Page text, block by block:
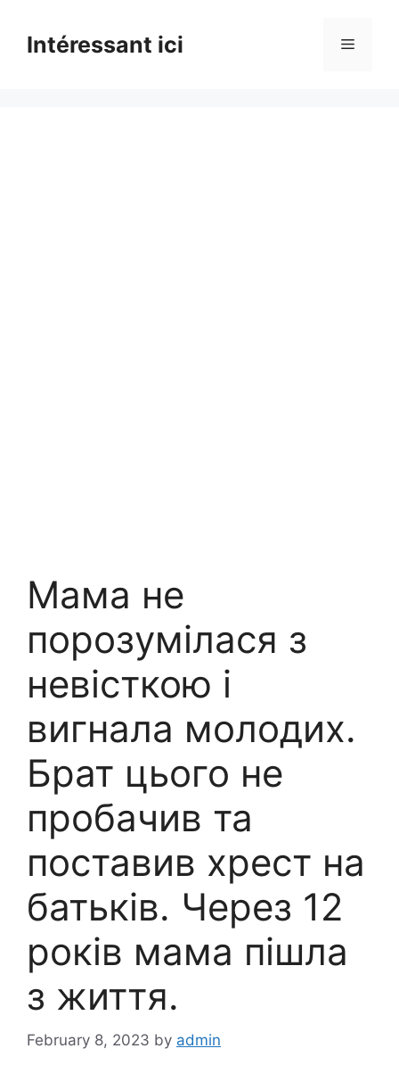
contentIntéressant ici Menu
Мама не
порозумілася з
невісткою і
вигнала молодих.
Брат цього не
пробачив та
поставив хрест на
батьків. Через 12
років мама пішла
з життя.
February 8, 2023 by admin